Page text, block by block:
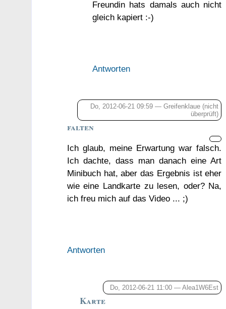
Freundin hats damals auch nicht
gleich kapiert :-)
Antworten
Do, 2012-06-21 09:59 —Greifenklaue (nicht
überprüft)
falten
Ich glaub, meine Erwartung war falsch.
Ich dachte, dass man danach eine Art
Minibuch hat, aber das Ergebnis ist eher
wie eine Landkarte zu lesen, oder? Na,
ich freu mich auf das Video ... ;)
Antworten
Do, 2012-06-21 11:00 —Alea1W6Est
Karte